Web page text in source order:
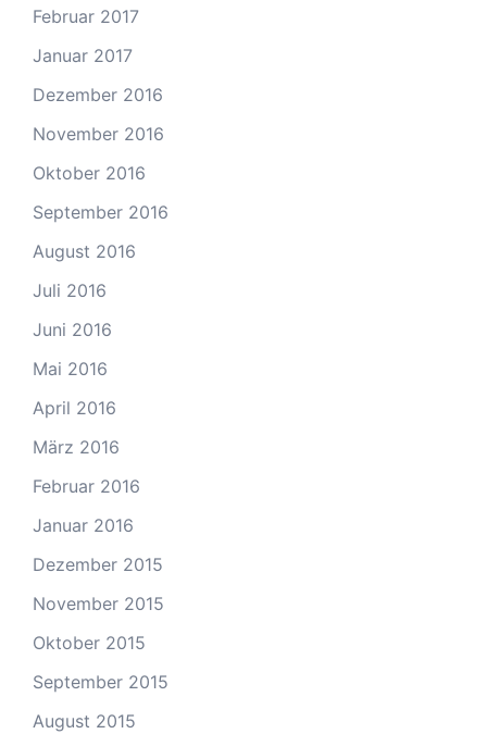
Februar 2017
Januar 2017
Dezember 2016
November 2016
Oktober 2016
September 2016
August 2016
Juli 2016
Juni 2016
Mai 2016
April 2016
März 2016
Februar 2016
Januar 2016
Dezember 2015
November 2015
Oktober 2015
September 2015
August 2015